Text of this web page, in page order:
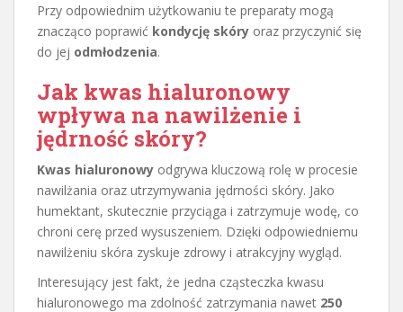
Przy odpowiednim użytkowaniu te preparaty mogą
znacząco poprawić kondycję skóry oraz przyczynić się
do jej odmłodzenia.
Jak kwas hialuronowy
wpływa na nawilżenie i
jędrność skóry?
Kwas hialuronowy odgrywa kluczową rolę w procesie
nawilżania oraz utrzymywania jędrności skóry. Jako
humektant, skutecznie przyciąga i zatrzymuje wodę, co
chroni cerę przed wysuszeniem. Dzięki odpowiedniemu
nawilżeniu skóra zyskuje zdrowy i atrakcyjny wygląd.
Interesujący jest fakt, że jedna cząsteczka kwasu
hialuronowego ma zdolność zatrzymania nawet 250